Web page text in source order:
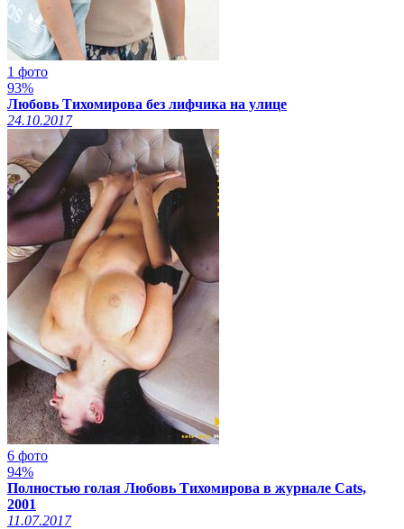
1 фото
93%
Любовь Тихомирова без лифчика на улице
24.10.2017
6 фото
94%
Полностью голая Любовь Тихомирова в журнале Cats,
2001
11.07.2017